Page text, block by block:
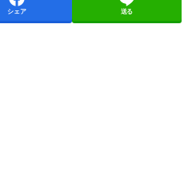
シェア 送る